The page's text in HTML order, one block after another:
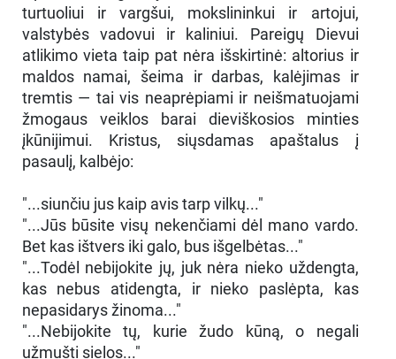
turtuoliui ir vargšui, mokslininkui ir artojui,
valstybės vadovui ir kaliniui. Pareigų Dievui
atlikimo vieta taip pat nėra išskirtinė: altorius ir
maldos namai, šeima ir darbas, kalėjimas ir
tremtis — tai vis neaprėpiami ir neišmatuojami
žmogaus veiklos barai dieviškosios minties
įkūnijimui. Kristus, siųsdamas apaštalus į
pasaulį, kalbėjo:
"...siunčiu jus kaip avis tarp vilkų..."
"...Jūs būsite visų nekenčiami dėl mano vardo.
Bet kas ištvers iki galo, bus išgelbėtas..."
"...Todėl nebijokite jų, juk nėra nieko uždengta,
kas nebus atidengta, ir nieko paslėpta, kas
nepasidarys žinoma..."
"...Nebijokite tų, kurie žudo kūną, o negali
užmušti sielos..."